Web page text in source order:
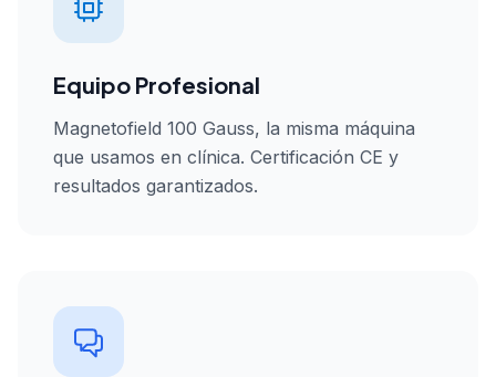
Equipo Profesional
Magnetofield 100 Gauss, la misma máquina
que usamos en clínica. Certificación CE y
resultados garantizados.